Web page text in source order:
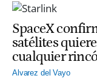
SpaceX
satélites
cualquier
Alvarez del Vayo